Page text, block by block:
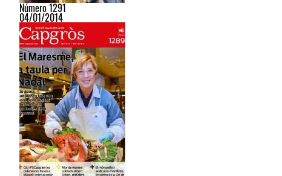
Número 1291
04/01/2014